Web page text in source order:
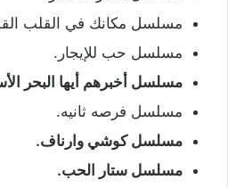
مسلسل مكانك في القلب
مسلسل حب للإيجار.
مسلسل أخبرهم أيها البحر
مسلسل فرصه ثانيه.
مسلسل كوشي وارناف.
مسلسل ستار الحب.